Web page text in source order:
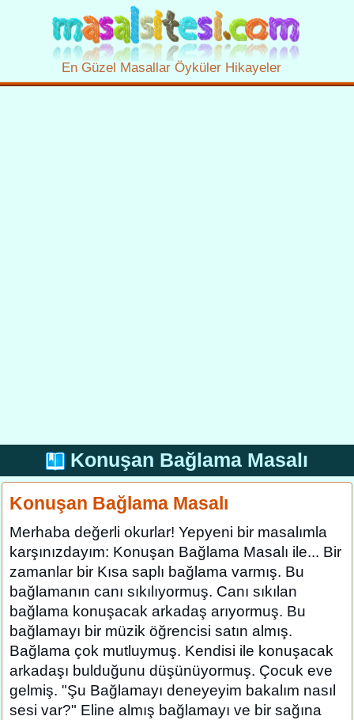
En Güzel Masallar Öyküler Hikayeler
Konuşan Bağlama Masalı
Konuşan Bağlama Masalı
Merhaba değerli okurlar! Yepyeni bir masalımla
karşınızdayım: Konuşan Bağlama Masalı ile... Bir
zamanlar bir Kısa saplı bağlama varmış. Bu
bağlamanın canı sıkılıyormuş. Canı sıkılan
bağlama konuşacak arkadaş arıyormuş. Bu
bağlamayı bir müzik öğrencisi satın almış.
Bağlama çok mutluymuş. Kendisi ile konuşacak
arkadaşı bulduğunu düşünüyormuş. Çocuk eve
gelmiş. "Şu Bağlamayı deneyeyim bakalım nasıl
sesi var?" Eline almış bağlamayı ve bir sağına